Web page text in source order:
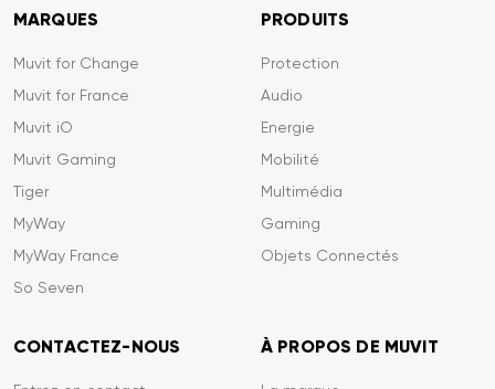
MARQUES
Muvit for Change
Muvit for France
Muvit iO
Muvit Gaming
Tiger
MyWay
MyWay France
So Seven
PRODUITS
Protection
Audio
Energie
Mobilité
Multimédia
Gaming
Objets Connectés
CONTACTEZ-NOUS À PROPOS DE MUVIT